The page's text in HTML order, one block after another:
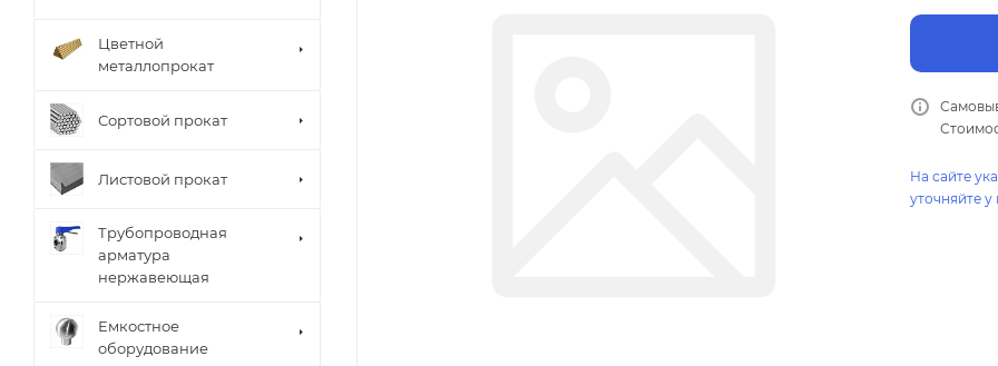
На сайте
уточняйте
Цветной
металлопрокат
Сортовой прокат
Листовой прокат
Трубопроводная
арматура
нержавеющая
Емкостное
оборудование